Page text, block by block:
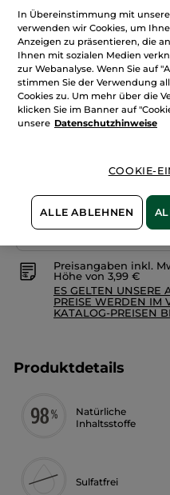
von
5
Sternen.
Bewertungen
anzeigen.
Körperpeeling-
Creme
Kokosnuss
Menge
IN DEN
Freie
Zahlung per
100 % zufrieden
Preisangaben inkl.
Höhe von 3,99 €
ES GELTEN UNSERE
PREISE WERDEN IM
KATALOG-PREISEN
Produktdetails
Natürliche
Inhaltsstoffe
Sulfatfrei
In Übereinstimmung mit
verwenden wir Cookies, um
Anzeigen zu präsentieren, die
Ihnen mit sozialen Medien
zur Webanalyse. Wenn Sie auf
stimmen Sie der Verwendung
Cookies zu. Um mehr über die
klicken Sie im Banner auf
unsere Datenschutzhinweise
COOKIE-
ALLE ABLEHNEN